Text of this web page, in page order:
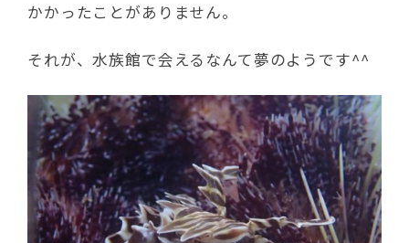
かかったことがありません。
それが、水族館で会えるなんて夢のようです^^